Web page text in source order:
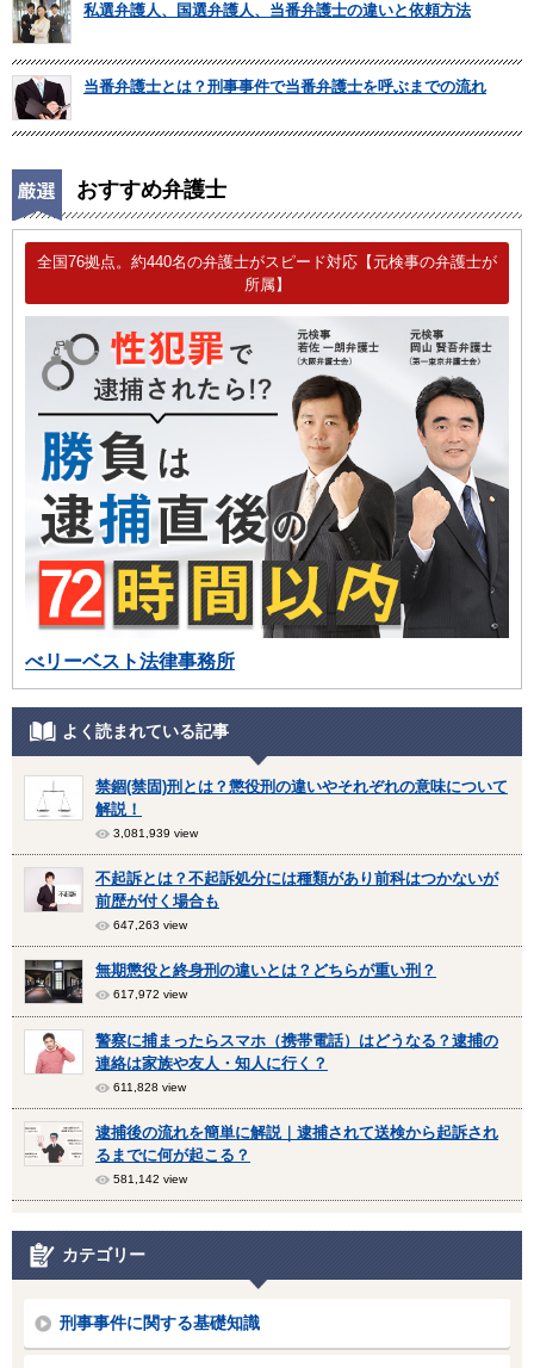
私選弁護人、国選弁護人、当番弁護士の違いと依頼方法
当番弁護士とは？刑事事件で当番弁護士を呼ぶまでの流れ
おすすめ弁護士
全国76拠点。約440名の弁護士がスピード対応【元検事の弁護士が
所属】
べリーベスト法律事務所
よく読まれている記事
禁錮(禁固)刑とは？懲役刑の違いやそれぞれの意味について
解説！
3,081,939 view
不起訴とは？不起訴処分には種類があり前科はつかないが
前歴が付く場合も
647,263 view
無期懲役と終身刑の違いとは？どちらが重い刑？
617,972 view
警察に捕まったらスマホ（携帯電話）はどうなる？逮捕の
連絡は家族や友人・知人に行く？
611,828 view
逮捕後の流れを簡単に解説｜逮捕されて送検から起訴され
るまでに何が起こる？
581,142 view
カテゴリー
刑事事件に関する基礎知識